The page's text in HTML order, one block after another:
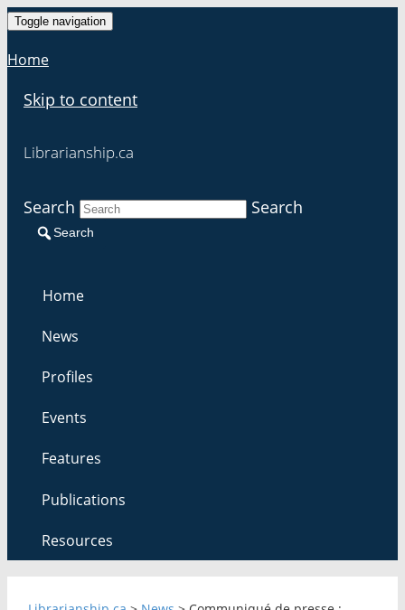
Toggle navigation
Home
Skip to content
Librarianship.ca
Search Search
Search
Home
News
Profiles
Events
Features
Publications
Resources